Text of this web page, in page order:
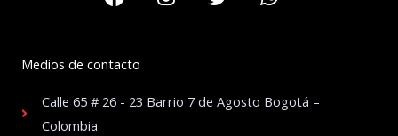
Medios de contacto
Calle 65 # 26 - 23 Barrio 7 de Agosto Bogotá –
Colombia